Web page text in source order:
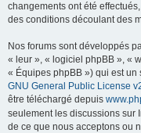
changements ont été
des conditions découlant des
Nos forums sont développés
« leur », « logiciel phpBB », «
« Équipes phpBB ») qui est
GNU General Public License
être téléchargé depuis
seulement les discussions sur
de ce que nous acceptons ou